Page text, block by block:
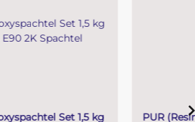
kg
PUR (Resin) 4 Minuten